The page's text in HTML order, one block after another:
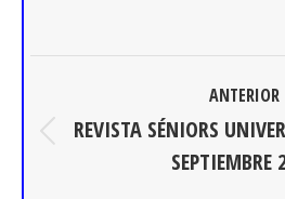
entre
publicaciones
ANTERIOR
REVISTA SÉNIORS
SEPTIEMBRE